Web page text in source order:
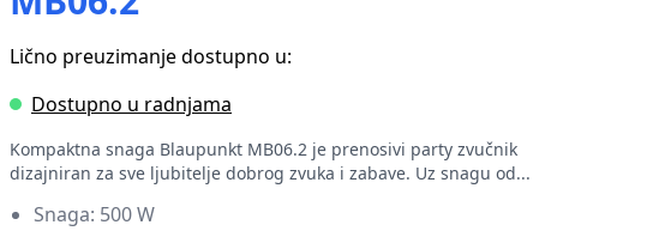
Lično preuzimanje dostupno u:
Dostupno u radnjama
Kompaktna snaga Blaupunkt MB06.2 je prenosivi party zvučnik
dizajniran za sve ljubitelje dobrog zvuka i zabave. Uz snagu od...
Snaga: 500 W